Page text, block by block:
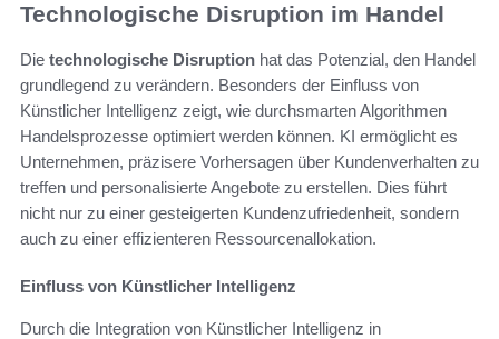
Technologische Disruption im Handel
Die technologische Disruption hat das Potenzial, den Handel
grundlegend zu verändern. Besonders der Einfluss von
Künstlicher Intelligenz zeigt, wie durchsmarten Algorithmen
Handelsprozesse optimiert werden können. KI ermöglicht es
Unternehmen, präzisere Vorhersagen über Kundenverhalten zu
treffen und personalisierte Angebote zu erstellen. Dies führt
nicht nur zu einer gesteigerten Kundenzufriedenheit, sondern
auch zu einer effizienteren Ressourcenallokation.
Einfluss von Künstlicher Intelligenz
Durch die Integration von Künstlicher Intelligenz in